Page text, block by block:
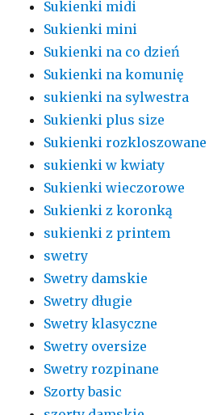
Sukienki midi
Sukienki mini
Sukienki na co dzień
Sukienki na komunię
sukienki na sylwestra
Sukienki plus size
Sukienki rozkloszowane
sukienki w kwiaty
Sukienki wieczorowe
Sukienki z koronką
sukienki z printem
swetry
Swetry damskie
Swetry długie
Swetry klasyczne
Swetry oversize
Swetry rozpinane
Szorty basic